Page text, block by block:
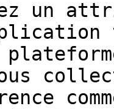
vous